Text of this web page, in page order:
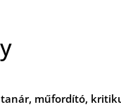
tanár, műfordító,